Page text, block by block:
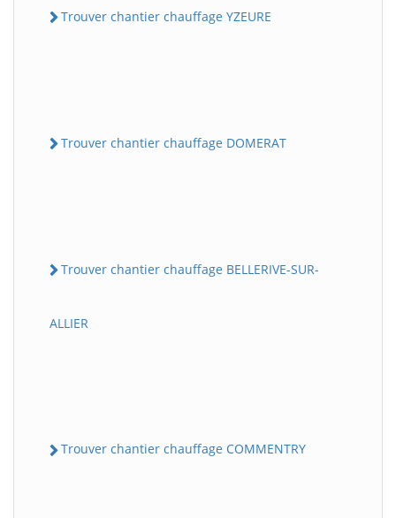
Trouver chantier chauffage YZEURE
Trouver chantier chauffage DOMERAT
Trouver chantier chauffage BELLERIVE-SUR-
ALLIER
Trouver chantier chauffage COMMENTRY